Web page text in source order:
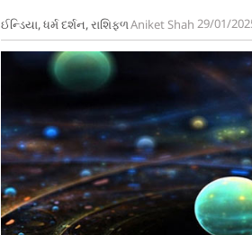
ઈન્ડિયા,ધર્મ દર્શન,રાશિફળAniket Shah 29/01/